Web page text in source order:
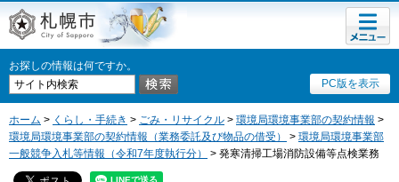
札幌市
お探しの情報は何ですか。
PC版を表示
メニュ
ー
ホーム > くらし・手続き > ごみ・リサイクル > 環境局環境事業部の契約情報 >
環境局環境事業部の契約情報（業務委託及び物品の借受）
> 環境局環境事業部
一般競争入札等情報（令和7年度執行分）
> 発寒清掃工場消防設備等点検業務